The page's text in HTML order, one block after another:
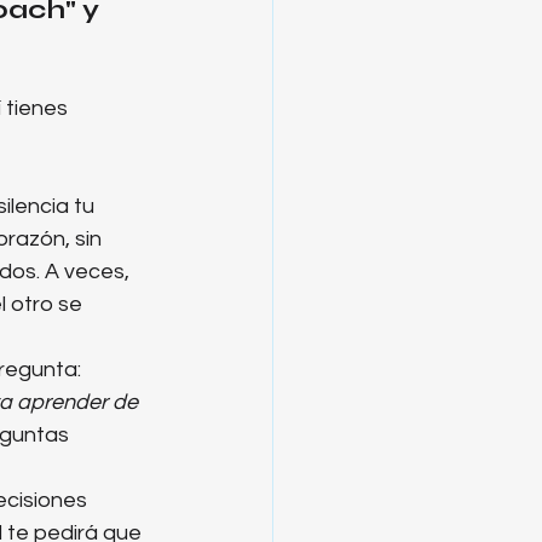
y
tienes
tu
sin
A veces,
otro se
aprender de
te pedirá que